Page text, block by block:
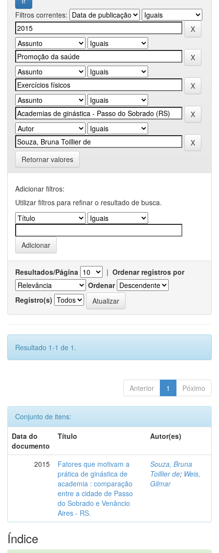
Filtros correntes:
Retornar valores
Adicionar filtros:
Utilizar filtros para refinar o resultado de busca.
Resultados/Página | Ordenar registros por
Ordenar
Registro(s)
Resultado 1-1 de 1.
Anterior 1 Póximo
Conjunto de itens:
Data do
documento
Título Autor(es)
2015
Fatores que motivam a
prática de ginástica de
academia : comparação
entre a cidade de Passo
do Sobrado e Venâncio
Aires - RS.
Souza, Bruna
Toillier de; Weis,
Gilmar
Índice